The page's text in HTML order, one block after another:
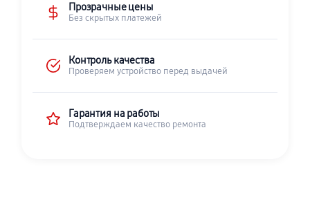
Прозрачные цены
Без скрытых платежей
Контроль качества
Проверяем устройство перед выдачей
Гарантия на работы
Подтверждаем качество ремонта